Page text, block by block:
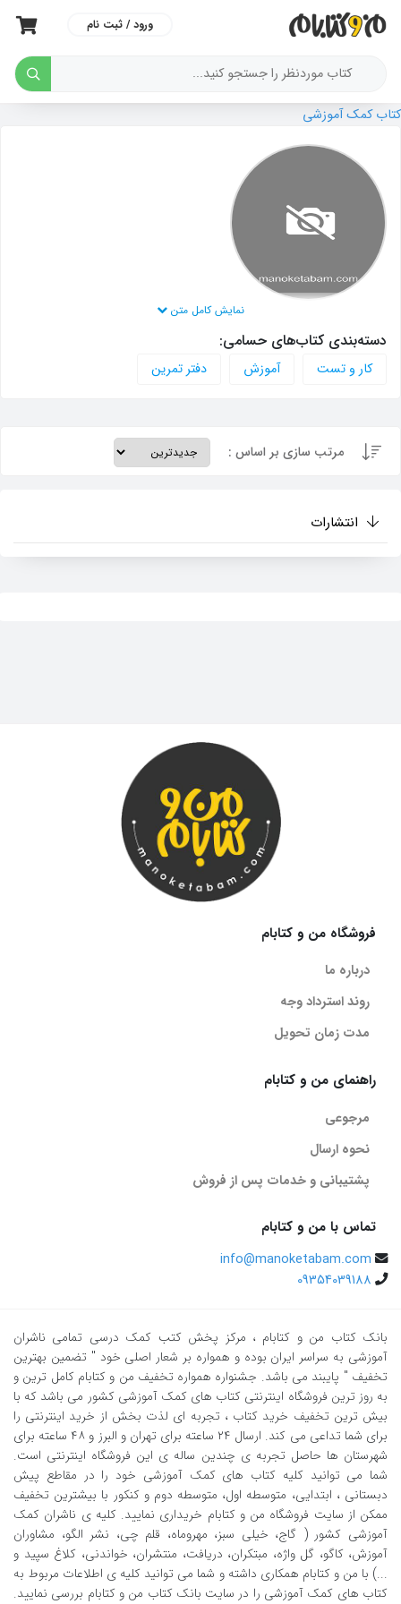
ورود / ثبت نام
کتاب کمک آموزشی
نمایش کامل متن
دسته‌بندی کتاب‌های حسامی:
کار و تست آموزش دفتر تمرین
مرتب سازی بر اساس :
انتشارات
فروشگاه من و کتابام
درباره ما
روند استرداد وجه
مدت زمان تحویل
راهنمای من و کتابام
مرجوعی
نحوه ارسال
پشتیبانی و خدمات پس از فروش
تماس با من و کتابام
info@manoketabam.com
09354039188
بانک کتاب من و کتابام ، مرکز پخش کتب کمک درسی تمامی ناشران
آموزشی به سراسر ایران بوده و همواره بر شعار اصلی خود " تضمین بهترین
تخفیف " پایبند می باشد. جشنواره همواره تخفیف من و کتابام کامل ترین و
به روز ترین فروشگاه اینترنتی کتاب های کمک آموزشی کشور می باشد که با
بیش ترین تخفیف خرید کتاب ، تجربه ای لذت بخش از خرید اینترنتی را
برای شما تداعی می کند. ارسال ٢٤ ساعته برای تهران و البرز و ٤٨ ساعته برای
شهرستان ها حاصل تجربه ی چندین ساله ی این فروشگاه اینترنتی است.
شما می توانید کلیه کتاب های کمک آموزشی خود را در مقاطع پیش
دبستانی ، ابتدایی، متوسطه اول، متوسطه دوم و کنکور با بیشترین تخفیف
ممکن از سایت فروشگاه من و کتابام خریداری نمایید. کلیه ی ناشران کمک
آموزشی کشور ( گاج، خیلی سبز، مهروماه، قلم چی، نشر الگو، مشاوران
آموزش، کاگو، گل واژه، مبتکران، دریافت، منتشران، خواندنی، کلاغ سپید و
...) با من و کتابام همکاری داشته و شما می توانید کلیه ی اطلاعات مربوط به
کتاب های کمک آموزشی را در سایت بانک کتاب من و کتابام بررسی نمایید.